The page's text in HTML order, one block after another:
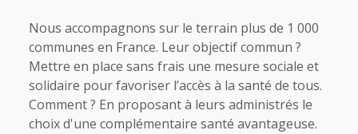
Nous accompagnons sur le terrain plus de 1 000
communes en France. Leur objectif commun ?
Mettre en place sans frais une mesure sociale et
solidaire pour favoriser l’accès à la santé de tous.
Comment ? En proposant à leurs administrés le
choix d'une complémentaire santé avantageuse.